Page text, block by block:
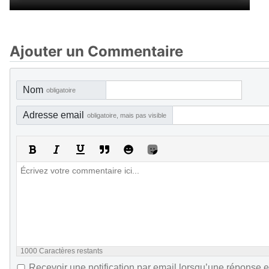
Ajouter un Commentaire
Nom obligatoire
Adresse email obligatoire, mais pas visible
1000 Caractères restants